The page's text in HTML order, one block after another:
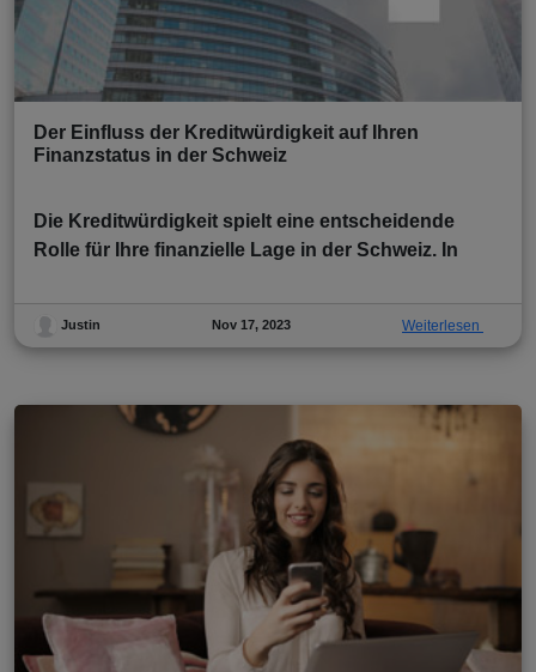
Der Einfluss der Kreditwürdigkeit auf Ihren
Finanzstatus in der Schweiz
Die Kreditwürdigkeit spielt eine entscheidende
Rolle für Ihre finanzielle Lage in der Schweiz. In
Justin Nov 17, 2023 Weiterlesen